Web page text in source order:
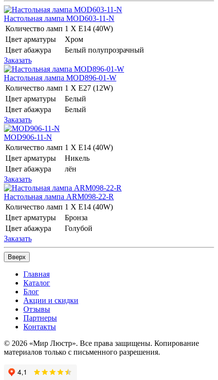
Настольная лампа MOD603-11-N
Количество ламп 1 Х E14 (40W)
Цвет арматуры
Хром
Цвет абажура
Белый полупрозрачный
Заказать
Настольная лампа MOD896-01-W
Количество ламп 1 Х E27 (12W)
Цвет арматуры
Белый
Цвет абажура
Белый
Заказать
MOD906-11-N
Количество ламп 1 Х E14 (40W)
Цвет арматуры
Никель
Цвет абажура
лён
Заказать
Настольная лампа ARM098-22-R
Количество ламп 1 Х E14 (40W)
Цвет арматуры
Бронза
Цвет абажура
Голубой
Заказать
Вверх
Главная
Каталог
Блог
Акции и скидки
Отзывы
Партнеры
Контакты
© 2026 «Мир Люстр». Все права защищены. Копирование
материалов только с письменного разрешения.